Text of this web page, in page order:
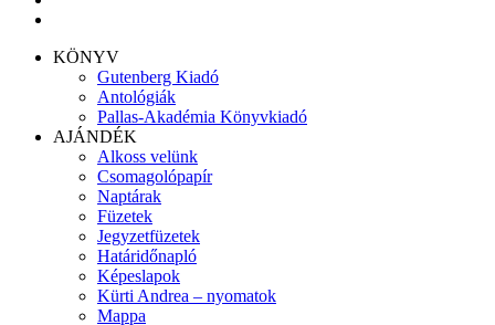
KÖNYV
Gutenberg Kiadó
Antológiák
Pallas-Akadémia Könyvkiadó
AJÁNDÉK
Alkoss velünk
Csomagolópapír
Naptárak
Füzetek
Jegyzetfüzetek
Határidőnapló
Képeslapok
Kürti Andrea – nyomatok
Mappa